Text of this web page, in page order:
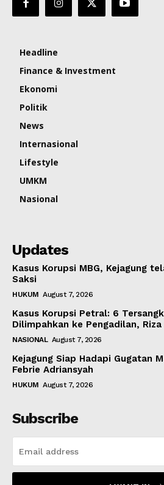
Headline
Finance & Investment
Ekonomi
Politik
News
Internasional
Lifestyle
UMKM
Nasional
Updates
Kasus Korupsi MBG, Kejagung
Saksi
HUKUM August 7, 2026
Kasus Korupsi Petral: 6
Dilimpahkan ke Pengadilan,
NASIONAL August 7, 2026
Kejagung Siap Hadapi Gugatan
Febrie Adriansyah
HUKUM August 7, 2026
Subscribe